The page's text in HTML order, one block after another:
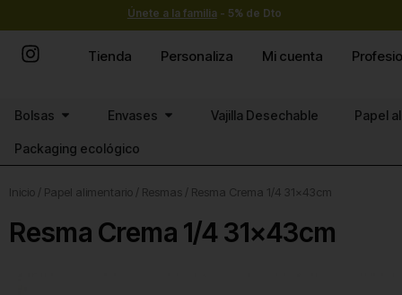
contenido
Únete a la familia- 5% de Dto
Tienda Personaliza Mi cuenta
Bolsas Abrir Bolsas
Envases Abrir EnvasesVajilla Desechable Papel
Packaging ecológico
Inicio / Papel alimentario / Resmas / Resma Crema 1/4 31x43cm
Resma Crema 1/4 31x43cm